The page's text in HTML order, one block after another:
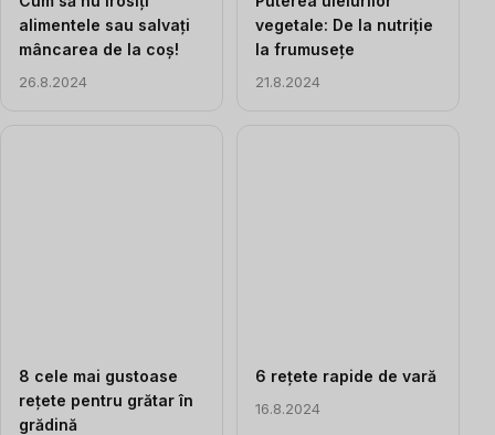
alimentele sau salvați
mâncarea de la coș!
26.8.2024
vegetale: De la nutriție
la frumusețe
21.8.2024
8 cele mai gustoase
rețete pentru grătar în
grădină
6 rețete rapide de vară
16.8.2024